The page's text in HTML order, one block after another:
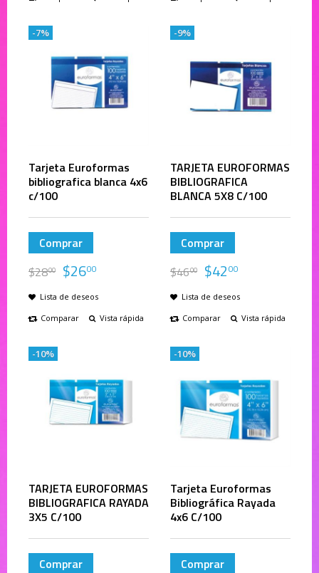
Tarjeta Euroformas
bibliografica blanca 4x6
c/100
Comprar
$2800 $2600
Lista de deseos
Comparar
Vista rápida
-7%
TARJETA EUROFORMAS
BIBLIOGRAFICA
BLANCA 5X8 C/100
Comprar
$4600 $4200
Lista de deseos
Comparar
Vista rápida
-9%
TARJETA EUROFORMAS
BIBLIOGRAFICA RAYADA
3X5 C/100
Comprar
-10%
Tarjeta Euroformas
Bibliográfica Rayada
4x6 C/100
Comprar
-10%